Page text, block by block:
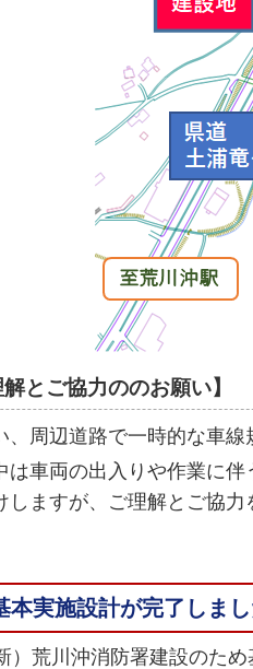
解とご協力ののお願い】
、周辺道路で一時的な車線
は車両の出入りや作業に
しますが、ご理解とご協力
本実施設計が完了しま
）荒川沖消防署建設のた